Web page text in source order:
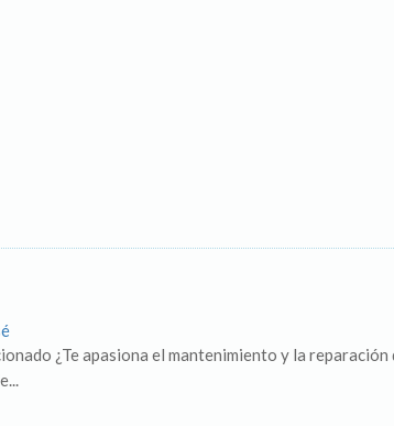
¿Te apasiona el mantenimiento y la reparación